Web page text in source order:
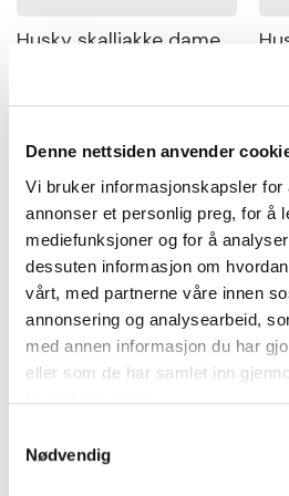
Denne nettsiden anvender
Vi bruker informasjonskapsler for
annonser et personlig preg, for å
mediefunksjoner og for å
dessuten informasjon om
vårt, med partnerne våre innen
annonsering og analysearbeid,
med annen informasjon du har
eller som de har samlet inn
Nødvendig
Logg
inn
Opprett
konto
Husky skalljakke dame
Vis Dame
4 000
Size
Gender
Sertifisering
produkter